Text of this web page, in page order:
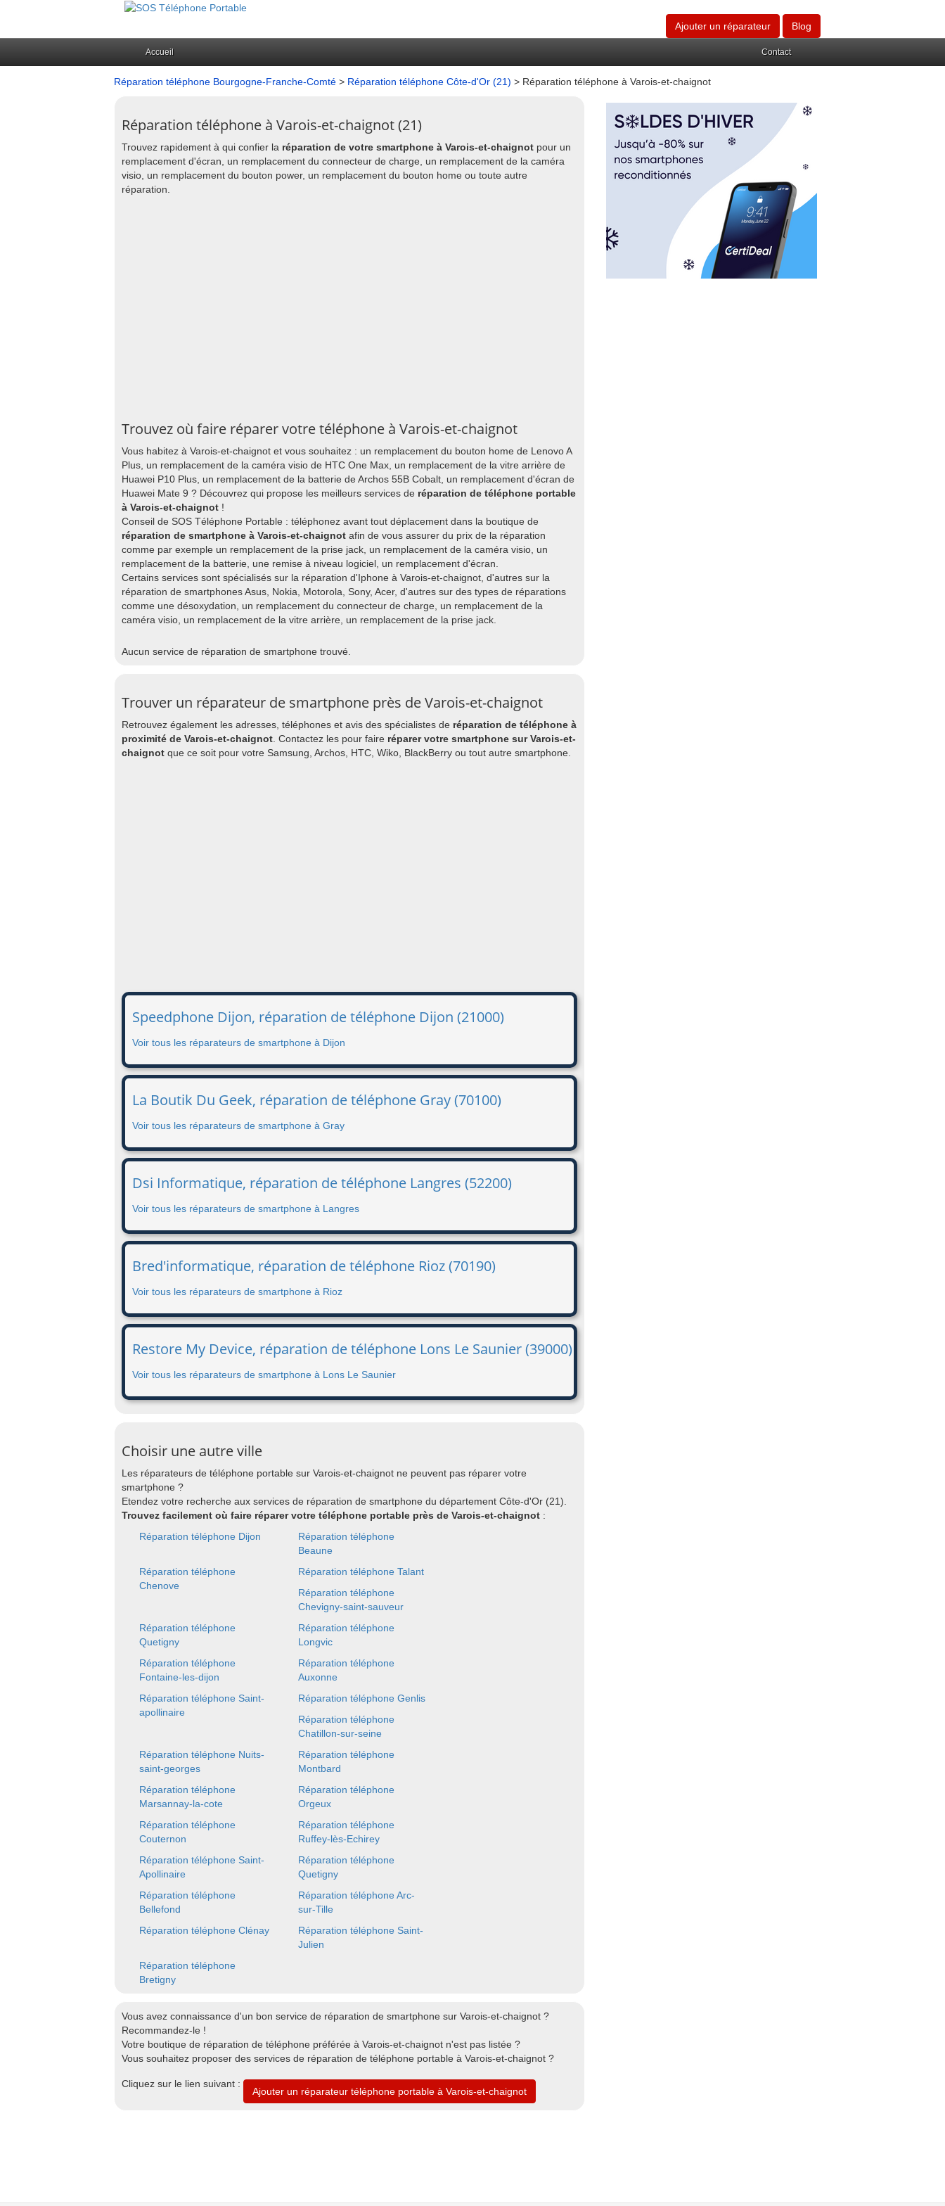
Ajouter un réparateur Blog
Accueil Contact
Réparation téléphone Bourgogne-Franche-Comté > Réparation téléphone Côte-d'Or (21) > Réparation téléphone à Varois-et-chaignot
Réparation téléphone à Varois-et-chaignot (21)
Trouvez rapidement à qui confier la réparation de votre smartphone à Varois-et-chaignot pour un
remplacement d'écran, un remplacement du connecteur de charge, un remplacement de la caméra
visio, un remplacement du bouton power, un remplacement du bouton home ou toute autre
réparation.
Trouvez où faire réparer votre téléphone à Varois-et-chaignot
Vous habitez à Varois-et-chaignot et vous souhaitez : un remplacement du bouton home de Lenovo A
Plus, un remplacement de la caméra visio de HTC One Max, un remplacement de la vitre arrière de
Huawei P10 Plus, un remplacement de la batterie de Archos 55B Cobalt, un remplacement d'écran de
Huawei Mate 9 ? Découvrez qui propose les meilleurs services de réparation de téléphone portable
à Varois-et-chaignot !
Conseil de SOS Téléphone Portable : téléphonez avant tout déplacement dans la boutique de
réparation de smartphone à Varois-et-chaignot afin de vous assurer du prix de la réparation
comme par exemple un remplacement de la prise jack, un remplacement de la caméra visio, un
remplacement de la batterie, une remise à niveau logiciel, un remplacement d'écran.
Certains services sont spécialisés sur la réparation d'Iphone à Varois-et-chaignot, d'autres sur la
réparation de smartphones Asus, Nokia, Motorola, Sony, Acer, d'autres sur des types de réparations
comme une désoxydation, un remplacement du connecteur de charge, un remplacement de la
caméra visio, un remplacement de la vitre arrière, un remplacement de la prise jack.
Aucun service de réparation de smartphone trouvé.
Trouver un réparateur de smartphone près de Varois-et-chaignot
Retrouvez également les adresses, téléphones et avis des spécialistes de réparation de téléphone à
proximité de Varois-et-chaignot . Contactez les pour faire réparer votre smartphone sur Varois-et-
chaignot que ce soit pour votre Samsung, Archos, HTC, Wiko, BlackBerry ou tout autre smartphone.
Speedphone Dijon, réparation de téléphone Dijon (21000)
Voir tous les réparateurs de smartphone à Dijon
La Boutik Du Geek, réparation de téléphone Gray (70100)
Voir tous les réparateurs de smartphone à Gray
Dsi Informatique, réparation de téléphone Langres (52200)
Voir tous les réparateurs de smartphone à Langres
Bred'informatique, réparation de téléphone Rioz (70190)
Voir tous les réparateurs de smartphone à Rioz
Restore My Device, réparation de téléphone Lons Le Saunier (39000)
Voir tous les réparateurs de smartphone à Lons Le Saunier
Choisir une autre ville
Les réparateurs de téléphone portable sur Varois-et-chaignot ne peuvent pas réparer votre
smartphone ?
Etendez votre recherche aux services de réparation de smartphone du département Côte-d'Or (21).
Trouvez facilement où faire réparer votre téléphone portable près de Varois-et-chaignot :
Réparation téléphone Dijon
Réparation téléphone
Beaune
Réparation téléphone
Chenove
Réparation téléphone Talant
Réparation téléphone
Chevigny-saint-sauveur
Réparation téléphone
Quetigny
Réparation téléphone
Longvic
Réparation téléphone
Fontaine-les-dijon
Réparation téléphone
Auxonne
Réparation téléphone Saint-
apollinaire
Réparation téléphone Genlis
Réparation téléphone
Chatillon-sur-seine
Réparation téléphone Nuits-
saint-georges
Réparation téléphone
Montbard
Réparation téléphone
Marsannay-la-cote
Réparation téléphone
Orgeux
Réparation téléphone
Couternon
Réparation téléphone
Ruffey-lès-Echirey
Réparation téléphone Saint-
Apollinaire
Réparation téléphone
Quetigny
Réparation téléphone
Bellefond
Réparation téléphone Arc-
sur-Tille
Réparation téléphone Clénay
Réparation téléphone Saint-
Julien
Réparation téléphone
Bretigny
Vous avez connaissance d'un bon service de réparation de smartphone sur Varois-et-chaignot ?
Recommandez-le !
Votre boutique de réparation de téléphone préférée à Varois-et-chaignot n'est pas listée ?
Vous souhaitez proposer des services de réparation de téléphone portable à Varois-et-chaignot ?
Cliquez sur le lien suivant :
Ajouter un réparateur téléphone portable à Varois-et-chaignot